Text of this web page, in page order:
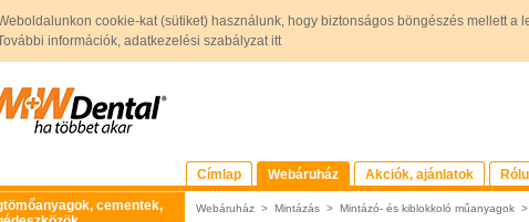
cookie-kat (sütiket) használunk, hogy biztonságos böngészés mellett a
információk, adatkezelési szabályzat itt
Címlap Webáruház Akciók, ajánlatok
cementek,
Webáruház > Mintázás > Mintázó- és kiblokkoló műanyagok >